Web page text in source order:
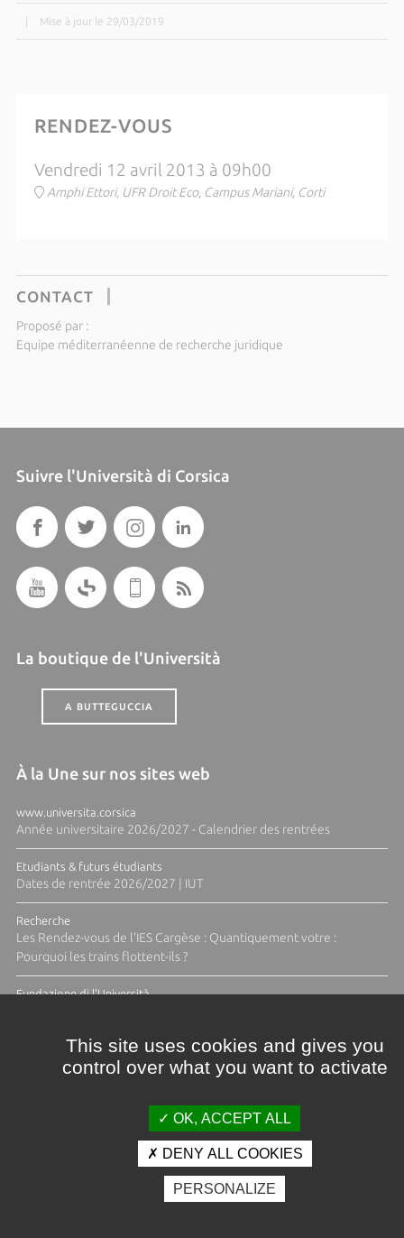
Mise à jour le 29/03/2019
RENDEZ-VOUS
Vendredi 12 avril 2013 à 09h00
Amphi Ettori, UFR Droit Eco, Campus Mariani, Corti
CONTACT
Proposé par :
Equipe méditerranéenne de recherche juridique
Suivre l'Università di Corsica
La boutique de l'Università
A BUTTEGUCCIA
À la Une sur nos sites web
www.universita.corsica
Année universitaire 2026/2027 - Calendrier des rentrées
Etudiants & futurs étudiants
Dates de rentrée 2026/2027 | IUT
Recherche
Les Rendez-vous de l'IES Cargèse : Quantiquement votre :
Pourquoi les trains flottent-ils ?
Fundazione di l'Università
Crédits et mentions légales
Espace presse
Photothèque
This site uses cookies and gives you
control over what you want to activate
OK, ACCEPT ALL
DENY ALL COOKIES
PERSONALIZE